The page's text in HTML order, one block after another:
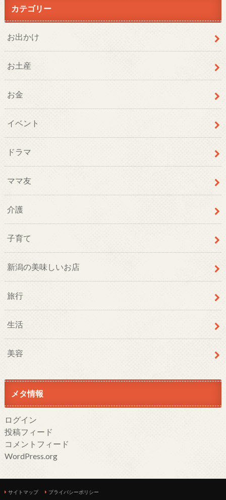
カテゴリー
お出かけ
お土産
お金
イベント
ドラマ
ママ友
介護
子育て
新潟の美味しいお店
旅行
生活
美容
メタ情報
ログイン
投稿フィード
コメントフィード
WordPress.org
サイトマップ プライバシーポリシー